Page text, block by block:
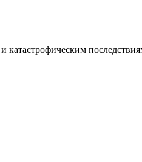
катастрофическим